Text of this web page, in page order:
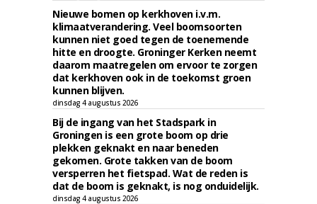
Nieuwe bomen op kerkhoven i.v.m.
klimaatverandering. Veel boomsoorten
kunnen niet goed tegen de toenemende
hitte en droogte. Groninger Kerken neemt
daarom maatregelen om ervoor te zorgen
dat kerkhoven ook in de toekomst groen
kunnen blijven.
dinsdag 4 augustus 2026
Bij de ingang van het Stadspark in
Groningen is een grote boom op drie
plekken geknakt en naar beneden
gekomen. Grote takken van de boom
versperren het fietspad. Wat de reden is
dat de boom is geknakt, is nog onduidelijk.
dinsdag 4 augustus 2026